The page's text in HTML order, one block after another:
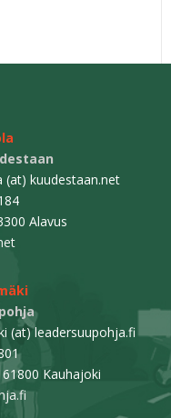
(at) kuudestaan.net
Alavus
(at) leadersuupohja.fi
Kauhajoki